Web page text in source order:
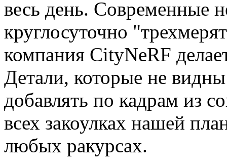
весь день. Современные
круглосуточно
компания CityNeRF
Детали, которые не
добавлять по кадрам из
всех закоулках нашей
любых ракурсах.